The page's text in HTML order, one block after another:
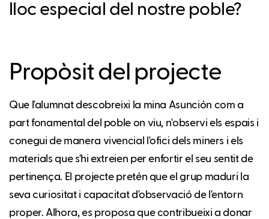
lloc especial del nostre poble?
Propòsit del projecte
Que l'alumnat descobreixi la mina Asunción com a
part fonamental del poble on viu, n'observi els espais i
conegui de manera vivencial l'ofici dels miners i els
materials que s'hi extreien per enfortir el seu sentit de
pertinença. El projecte pretén que el grup maduri la
seva curiositat i capacitat d'observació de l'entorn
proper. Alhora, es proposa que contribueixi a donar